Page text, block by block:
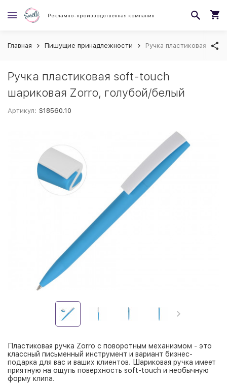
Рекламно-производственная компания
Главная Пишущие принадлежности Ручка пластиковая
Ручка пластиковая soft-touch
шариковая Zorro, голубой/белый
Артикул: S18560.10
Пластиковая ручка Zorro с поворотным механизмом - это
классный письменный инструмент и вариант бизнес-
подарка для вас и ваших клиентов. Шариковая ручка имеет
приятную на ощупь поверхность soft-touch и необычную
форму клипа.